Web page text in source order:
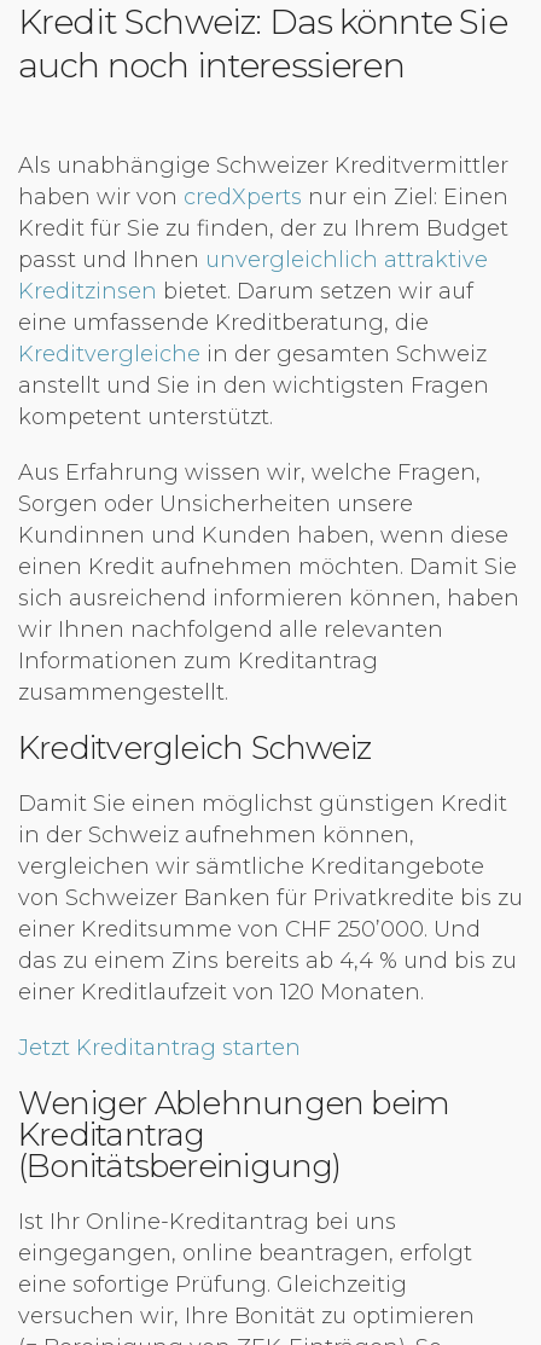
Kredit Schweiz: Das könnte Sie
auch noch interessieren
Als unabhängige Schweizer Kreditvermittler
haben wir von credXperts nur ein Ziel: Einen
Kredit für Sie zu finden, der zu Ihrem Budget
passt und Ihnen unvergleichlich attraktive
Kreditzinsen bietet. Darum setzen wir auf
eine umfassende Kreditberatung, die
Kreditvergleiche in der gesamten Schweiz
anstellt und Sie in den wichtigsten Fragen
kompetent unterstützt.
Aus Erfahrung wissen wir, welche Fragen,
Sorgen oder Unsicherheiten unsere
Kundinnen und Kunden haben, wenn diese
einen Kredit aufnehmen möchten. Damit Sie
sich ausreichend informieren können, haben
wir Ihnen nachfolgend alle relevanten
Informationen zum Kreditantrag
zusammengestellt.
Kreditvergleich Schweiz
Damit Sie einen möglichst günstigen Kredit
in der Schweiz aufnehmen können,
vergleichen wir sämtliche Kreditangebote
von Schweizer Banken für Privatkredite bis zu
einer Kreditsumme von CHF 250’000. Und
das zu einem Zins bereits ab 4,4 % und bis zu
einer Kreditlaufzeit von 120 Monaten.
Jetzt Kreditantrag starten
Weniger Ablehnungen beim
Kreditantrag
(Bonitätsbereinigung)
Ist Ihr Online-Kreditantrag bei uns
eingegangen, online beantragen, erfolgt
eine sofortige Prüfung. Gleichzeitig
versuchen wir, Ihre Bonität zu optimieren